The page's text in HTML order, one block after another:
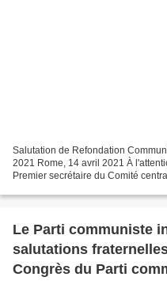
Salutation de Refondation
2021 Rome, 14 avril 2021 À
Premier secrétaire du Comité
Le Parti communiste
salutations
Congrès du Parti